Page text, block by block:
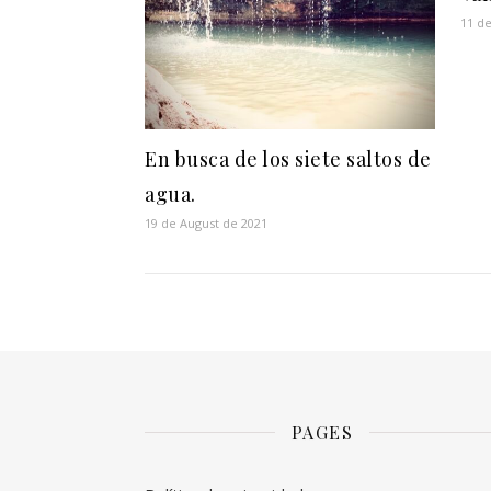
En busca de los siete saltos de
agua.
19 de August de 2021
11
PAGES